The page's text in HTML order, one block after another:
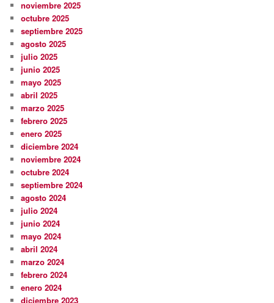
noviembre 2025
octubre 2025
septiembre 2025
agosto 2025
julio 2025
junio 2025
mayo 2025
abril 2025
marzo 2025
febrero 2025
enero 2025
diciembre 2024
noviembre 2024
octubre 2024
septiembre 2024
agosto 2024
julio 2024
junio 2024
mayo 2024
abril 2024
marzo 2024
febrero 2024
enero 2024
diciembre 2023